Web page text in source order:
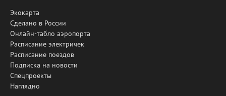
Экокарта
Сделано в России
Онлайн-табло аэропорта
Расписание электричек
Расписание поездов
Подписка на новости
Спецпроекты
Наглядно